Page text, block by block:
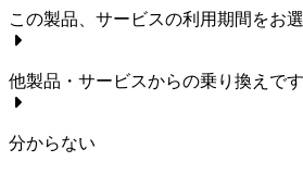
この製品、サービスの利用期間をお
他製品・サービスからの乗り換えで
分からない